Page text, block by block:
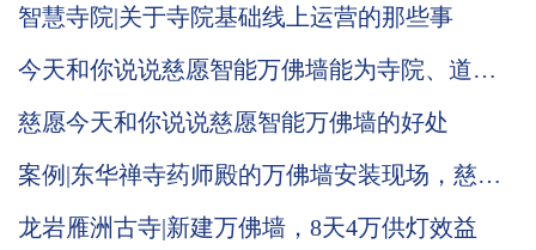
智慧寺院|关于寺院基础线上运营的那些事
今天和你说说慈愿智能万佛墙能为寺院、道观
慈愿今天和你说说慈愿智能万佛墙的好处
案例|东华禅寺药师殿的万佛墙安装现场，慈愿
龙岩雁洲古寺|新建万佛墙，8天4万供灯效益